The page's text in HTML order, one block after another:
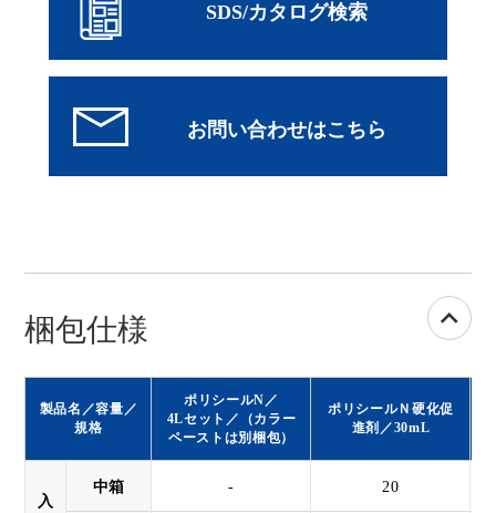
SDS/カタログ検索
梱包仕様
製品名／容量／
規格
ポリシールN／
4Lセット／（カラー
ペーストは別梱包）
ポリシールＮ硬化促
進剤／30mL
入
中箱 - 20